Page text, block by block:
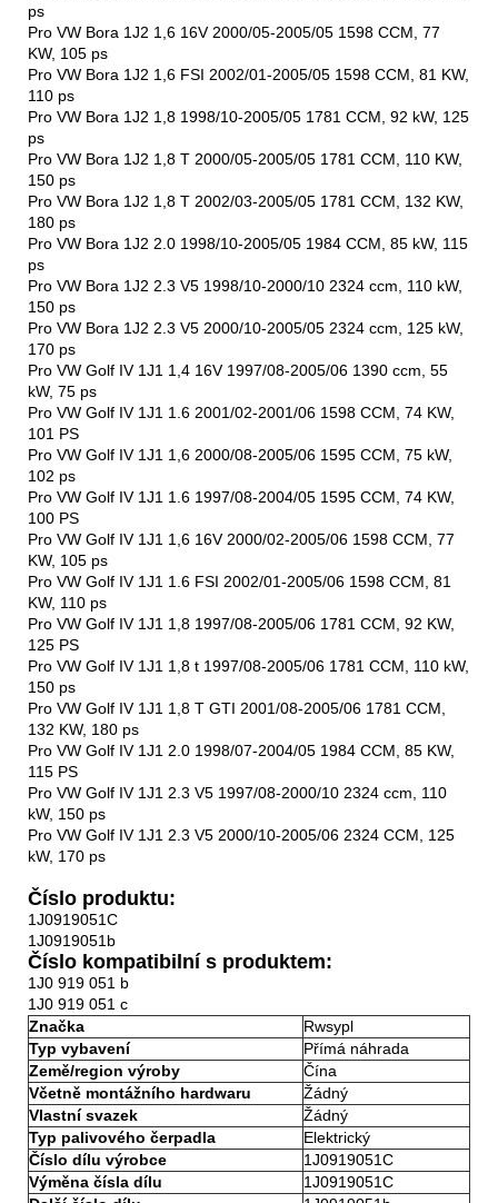
ps
Pro VW Bora 1J2 1,6 16V 2000/05-2005/05 1598 CCM, 77
KW, 105 ps
Pro VW Bora 1J2 1,6 FSI 2002/01-2005/05 1598 CCM, 81 KW,
110 ps
Pro VW Bora 1J2 1,8 1998/10-2005/05 1781 CCM, 92 kW, 125
ps
Pro VW Bora 1J2 1,8 T 2000/05-2005/05 1781 CCM, 110 KW,
150 ps
Pro VW Bora 1J2 1,8 T 2002/03-2005/05 1781 CCM, 132 KW,
180 ps
Pro VW Bora 1J2 2.0 1998/10-2005/05 1984 CCM, 85 kW, 115
ps
Pro VW Bora 1J2 2.3 V5 1998/10-2000/10 2324 ccm, 110 kW,
150 ps
Pro VW Bora 1J2 2.3 V5 2000/10-2005/05 2324 ccm, 125 kW,
170 ps
Pro VW Golf IV 1J1 1,4 16V 1997/08-2005/06 1390 ccm, 55
kW, 75 ps
Pro VW Golf IV 1J1 1.6 2001/02-2001/06 1598 CCM, 74 KW,
101 PS
Pro VW Golf IV 1J1 1,6 2000/08-2005/06 1595 CCM, 75 kW,
102 ps
Pro VW Golf IV 1J1 1.6 1997/08-2004/05 1595 CCM, 74 KW,
100 PS
Pro VW Golf IV 1J1 1,6 16V 2000/02-2005/06 1598 CCM, 77
KW, 105 ps
Pro VW Golf IV 1J1 1.6 FSI 2002/01-2005/06 1598 CCM, 81
KW, 110 ps
Pro VW Golf IV 1J1 1,8 1997/08-2005/06 1781 CCM, 92 KW,
125 PS
Pro VW Golf IV 1J1 1,8 t 1997/08-2005/06 1781 CCM, 110 kW,
150 ps
Pro VW Golf IV 1J1 1,8 T GTI 2001/08-2005/06 1781 CCM,
132 KW, 180 ps
Pro VW Golf IV 1J1 2.0 1998/07-2004/05 1984 CCM, 85 KW,
115 PS
Pro VW Golf IV 1J1 2.3 V5 1997/08-2000/10 2324 ccm, 110
kW, 150 ps
Pro VW Golf IV 1J1 2.3 V5 2000/10-2005/06 2324 CCM, 125
kW, 170 ps
Číslo produktu:
1J0919051C
1J0919051b
Číslo kompatibilní s produktem:
1J0 919 051 b
1J0 919 051 c
Značka
Rwsypl
Typ vybavení
Přímá náhrada
Země/region výroby
Čína
Včetně montážního hardwaru
Žádný
Vlastní svazek
Žádný
Typ palivového čerpadla
Elektrický
Číslo dílu výrobce
1J0919051C
Výměna čísla dílu
1J0919051C